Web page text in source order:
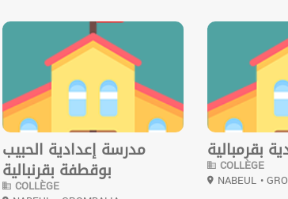
مدرسة إعدادية الحبيب
بوقطفة بقرنبالية
COLLÈGE
بقرمبالية
COLLÈGE
NABEUL •